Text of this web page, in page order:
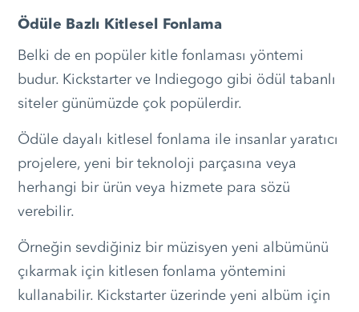
Ödüle Bazlı Kitlesel Fonlama
Belki de en popüler kitle fonlaması yöntemi
budur. Kickstarter ve Indiegogo gibi ödül tabanlı
siteler günümüzde çok popülerdir.
Ödüle dayalı kitlesel fonlama ile insanlar yaratıcı
projelere, yeni bir teknoloji parçasına veya
herhangi bir ürün veya hizmete para sözü
verebilir.
Örneğin sevdiğiniz bir müzisyen yeni albümünü
çıkarmak için kitlesen fonlama yöntemini
kullanabilir. Kickstarter üzerinde yeni albüm için